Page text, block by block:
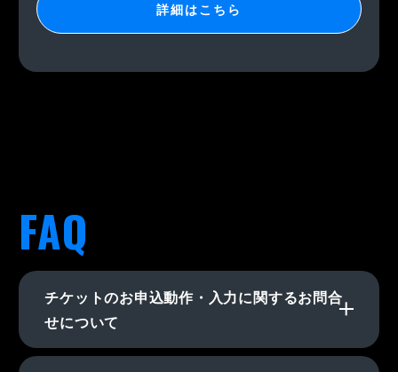
詳細はこちら
FAQ
チケットのお申込動作・入力に関するお問合
せについて